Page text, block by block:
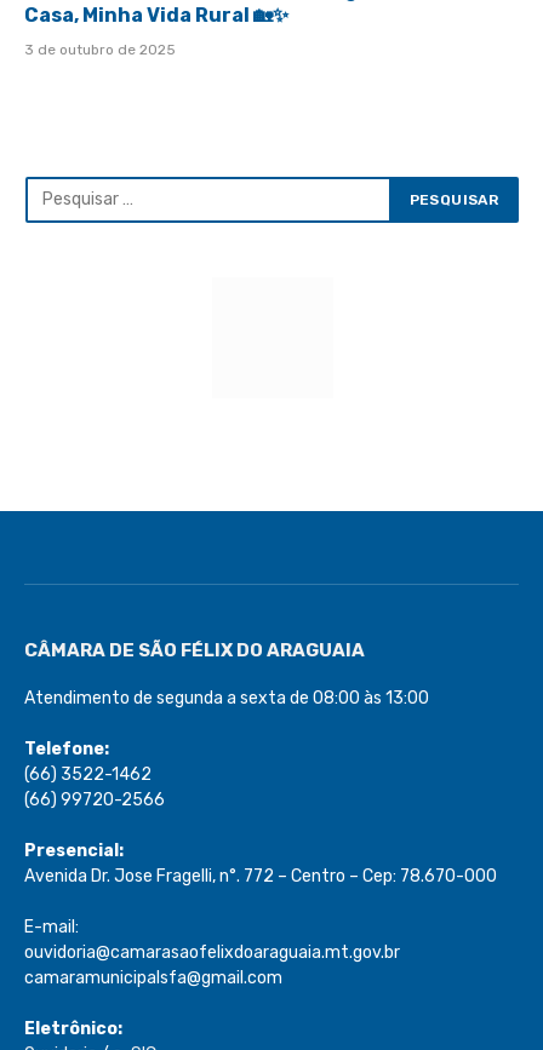
Casa, Minha Vida Rural 🏡✨
3 de outubro de 2025
CÂMARA DE SÃO FÉLIX DO ARAGUAIA
Atendimento de segunda a sexta de 08:00 às 13:00
Telefone:
(66) 3522-1462
(66) 99720-2566
Presencial:
Avenida Dr. Jose Fragelli, n°. 772 – Centro – Cep: 78.670-000
E-mail:
ouvidoria@camarasaofelixdoaraguaia.mt.gov.br
camaramunicipalsfa@gmail.com
Eletrônico: